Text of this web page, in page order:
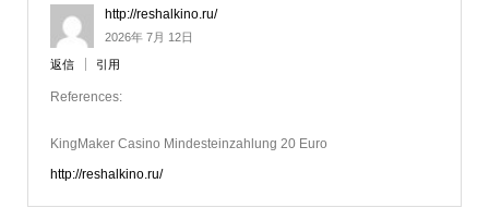
http://reshalkino.ru/
2026年 7月 12日
返信 引用
References:
KingMaker Casino Mindesteinzahlung 20 Euro
http://reshalkino.ru/